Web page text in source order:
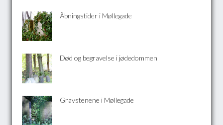
Åbningstider i Møllegade
Død og begravelse i jødedommen
Gravstenene i Møllegade